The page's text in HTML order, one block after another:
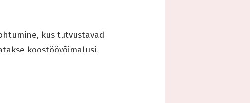
kus tutvustavad
koostöövõimalusi.